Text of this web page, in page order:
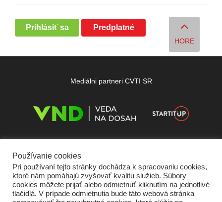
Prihlásiť sa Predplatné
HORE
Mediálni partneri CVTI SR
Používanie cookies
Pri používaní tejto stránky dochádza k spracovaniu cookies,
ktoré nám pomáhajú zvyšovať kvalitu služieb. Súbory
cookies môžete prijať alebo odmietnuť kliknutím na jednotlivé
tlačidlá. V prípade odmietnutia bude táto webová stránka